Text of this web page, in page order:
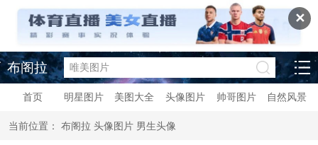
✕
布阁拉
首页 明星图片 美图大全 头像图片 帅哥图片 自然风景
当前位置： 布阁拉 头像图片 男生头像